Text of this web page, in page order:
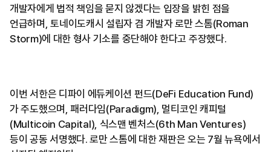
개발자에게 법적 책임을 묻지 않겠다는 입장을 밝힌 점을
언급하며, 토네이도캐시 설립자 겸 개발자 로만 스톰(Roman
Storm)에 대한 형사 기소를 중단해야 한다고 주장했다.
이번 서한은 디파이 에듀케이션 펀드(DeFi Education Fund)
가 주도했으며, 패러다임(Paradigm), 멀티코인 캐피털
(Multicoin Capital), 식스맨 벤처스(6th Man Ventures)
등이 공동 서명했다. 로만 스톰에 대한 재판은 오는 7월 뉴욕에서